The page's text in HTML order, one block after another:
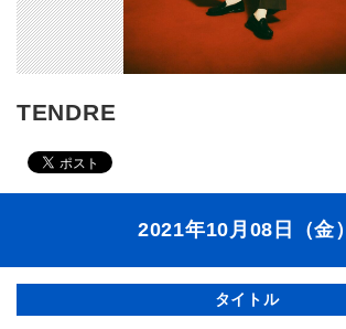
TENDRE
2021年10月08日（金）
タイトル